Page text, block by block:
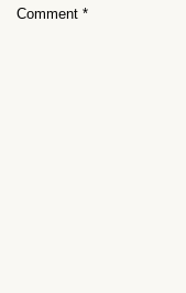
Comment *